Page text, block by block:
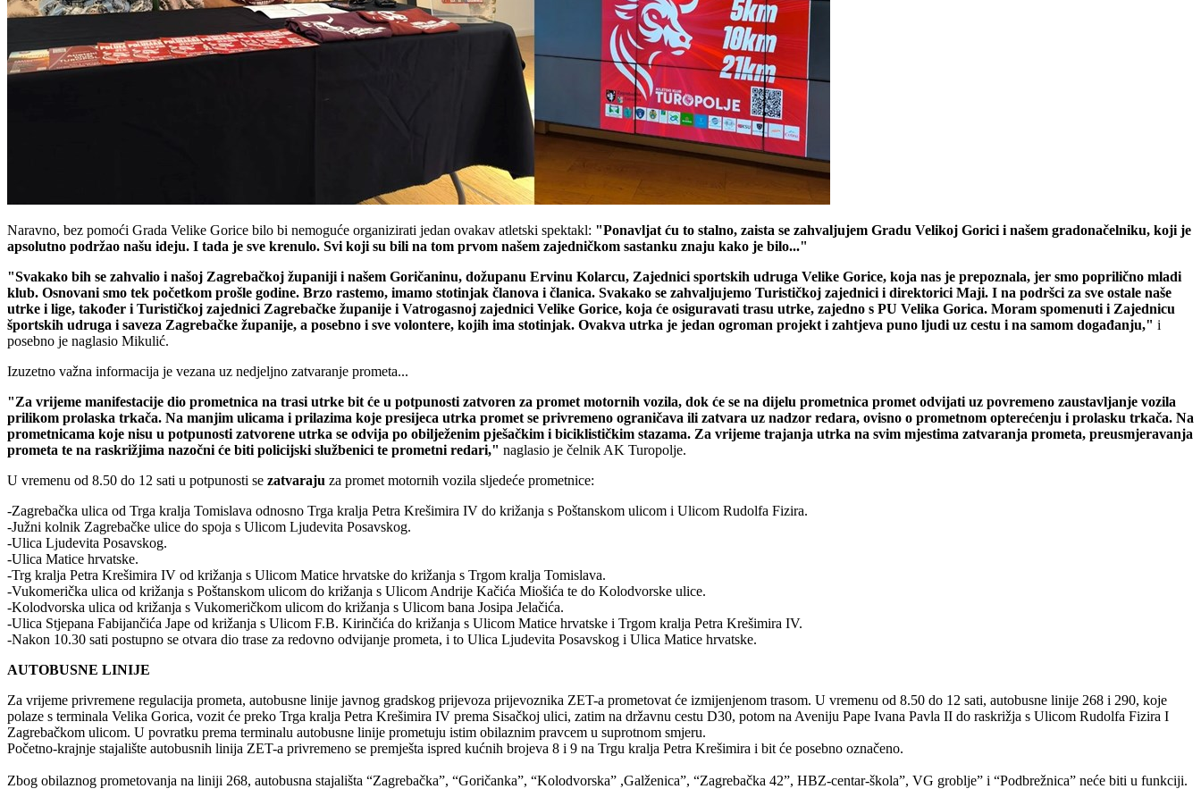
Naravno, bez pomoći Grada Velike Gorice bilo bi nemoguće organizirati jedan ovakav atletski spektakl: "Ponavljat ću to stalno, zaista se zahvaljujem Gradu Velikoj Gorici i našem gradonačelniku, koji je
apsolutno podržao našu ideju. I tada je sve krenulo. Svi koji su bili na tom prvom našem zajedničkom sastanku znaju kako je bilo..."
"Svakako bih se zahvalio i našoj Zagrebačkoj županiji i našem Goričaninu, dožupanu Ervinu Kolarcu, Zajednici sportskih udruga Velike Gorice, koja nas je prepoznala, jer smo poprilično mladi
klub. Osnovani smo tek početkom prošle godine. Brzo rastemo, imamo stotinjak članova i članica. Svakako se zahvaljujemo Turističkoj zajednici i direktorici Maji. I na podršci za sve ostale naše
utrke i lige, također i Turističkoj zajednici Zagrebačke županije i Vatrogasnoj zajednici Velike Gorice, koja će osiguravati trasu utrke, zajedno s PU Velika Gorica. Moram spomenuti i Zajednicu
športskih udruga i saveza Zagrebačke županije, a posebno i sve volontere, kojih ima stotinjak. Ovakva utrka je jedan ogroman projekt i zahtjeva puno ljudi uz cestu i na samom događanju," i
posebno je naglasio Mikulić.
Izuzetno važna informacija je vezana uz nedjeljno zatvaranje prometa...
"Za vrijeme manifestacije dio prometnica na trasi utrke bit će u potpunosti zatvoren za promet motornih vozila, dok će se na dijelu prometnica promet odvijati uz povremeno zaustavljanje vozila
prilikom prolaska trkača. Na manjim ulicama i prilazima koje presijeca utrka promet se privremeno ograničava ili zatvara uz nadzor redara, ovisno o prometnom opterećenju i prolasku trkača. Na
prometnicama koje nisu u potpunosti zatvorene utrka se odvija po obilježenim pješačkim i biciklističkim stazama. Za vrijeme trajanja utrka na svim mjestima zatvaranja prometa, preusmjeravanja
prometa te na raskrižjima nazočni će biti policijski službenici te prometni redari," naglasio je čelnik AK Turopolje.
U vremenu od 8.50 do 12 sati u potpunosti se zatvaraju za promet motornih vozila sljedeće prometnice:
-Zagrebačka ulica od Trga kralja Tomislava odnosno Trga kralja Petra Krešimira IV do križanja s Poštanskom ulicom i Ulicom Rudolfa Fizira.
-Južni kolnik Zagrebačke ulice do spoja s Ulicom Ljudevita Posavskog.
-Ulica Ljudevita Posavskog.
-Ulica Matice hrvatske.
-Trg kralja Petra Krešimira IV od križanja s Ulicom Matice hrvatske do križanja s Trgom kralja Tomislava.
-Vukomerička ulica od križanja s Poštanskom ulicom do križanja s Ulicom Andrije Kačića Miošića te do Kolodvorske ulice.
-Kolodvorska ulica od križanja s Vukomeričkom ulicom do križanja s Ulicom bana Josipa Jelačića.
-Ulica Stjepana Fabijančića Jape od križanja s Ulicom F.B. Kirinčića do križanja s Ulicom Matice hrvatske i Trgom kralja Petra Krešimira IV.
-Nakon 10.30 sati postupno se otvara dio trase za redovno odvijanje prometa, i to Ulica Ljudevita Posavskog i Ulica Matice hrvatske.
AUTOBUSNE LINIJE
Za vrijeme privremene regulacija prometa, autobusne linije javnog gradskog prijevoza prijevoznika ZET-a prometovat će izmijenjenom trasom. U vremenu od 8.50 do 12 sati, autobusne linije 268 i 290, koje
polaze s terminala Velika Gorica, vozit će preko Trga kralja Petra Krešimira IV prema Sisačkoj ulici, zatim na državnu cestu D30, potom na Aveniju Pape Ivana Pavla II do raskrižja s Ulicom Rudolfa Fizira I
Zagrebačkom ulicom. U povratku prema terminalu autobusne linije prometuju istim obilaznim pravcem u suprotnom smjeru.
Početno-krajnje stajalište autobusnih linija ZET-a privremeno se premješta ispred kućnih brojeva 8 i 9 na Trgu kralja Petra Krešimira i bit će posebno označeno.
Zbog obilaznog prometovanja na liniji 268, autobusna stajališta “Zagrebačka”, “Goričanka”, “Kolodvorska” ,Galženica”, “Zagrebačka 42”, HBZ-centar-škola”, VG groblje” i “Podbrežnica” neće biti u funkciji.